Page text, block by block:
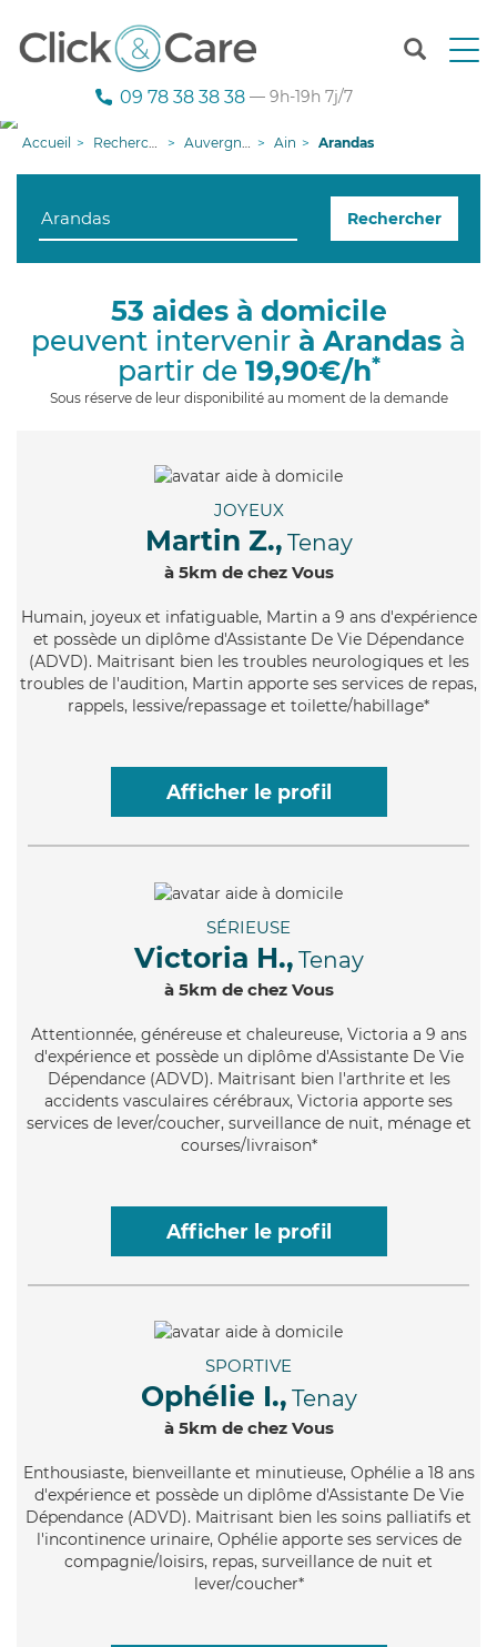
T
n
g
i
09 78 38 38 38 — 9h-19h 7j/7
Accueil Recherche aide à domicile Auvergne-Rhône-Alpes Ain Arandas
Rechercher
53 aides à domicile
peuvent intervenir à Arandas à
partir de 19,90€/h*
Sous réserve de leur disponibilité au moment de la demande
JOYEUX
Martin Z., Tenay
à 5km de chez Vous
Humain, joyeux et infatiguable, Martin a 9 ans d'expérience
et possède un diplôme d'Assistante De Vie Dépendance
(ADVD). Maitrisant bien les troubles neurologiques et les
troubles de l'audition, Martin apporte ses services de repas,
rappels, lessive/repassage et toilette/habillage*
Afficher le profil
SÉRIEUSE
Victoria H., Tenay
à 5km de chez Vous
Attentionnée, généreuse et chaleureuse, Victoria a 9 ans
d'expérience et possède un diplôme d'Assistante De Vie
Dépendance (ADVD). Maitrisant bien l'arthrite et les
accidents vasculaires cérébraux, Victoria apporte ses
services de lever/coucher, surveillance de nuit, ménage et
courses/livraison*
Afficher le profil
SPORTIVE
Ophélie I., Tenay
à 5km de chez Vous
Enthousiaste, bienveillante et minutieuse, Ophélie a 18 ans
d'expérience et possède un diplôme d'Assistante De Vie
Dépendance (ADVD). Maitrisant bien les soins palliatifs et
l'incontinence urinaire, Ophélie apporte ses services de
compagnie/loisirs, repas, surveillance de nuit et
lever/coucher*